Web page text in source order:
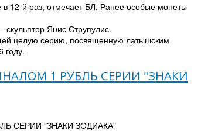
в 12-й раз, отмечает БЛ. Ранее особые монеты
скульптор Янис Струпулис.
целую серию, посвященную латышским
году.
1 РУБЛЬ СЕРИИ "ЗНАКИ
СЕРИИ "ЗНАКИ ЗОДИАКА"